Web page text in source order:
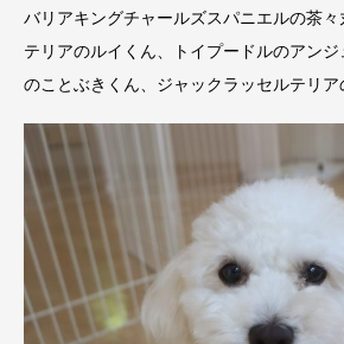
バリアキングチャールズスパニエルの茶
テリアのルイくん、トイプードルのアン
のことぶきくん、ジャックラッセルテリア